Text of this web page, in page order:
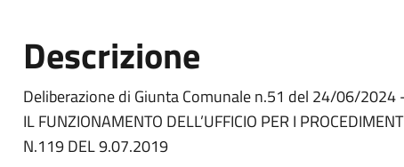
Descrizione
Deliberazione di Giunta Comunale n.51 del 24/06/2024 -
IL FUNZIONAMENTO DELL’UFFICIO PER I
N.119 DEL 9.07.2019